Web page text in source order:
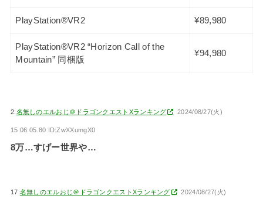
PlayStation®VR2 ¥89,980
PlayStation®VR2 “Horizon Call of the
Mountain” 同梱版
¥94,980
2:名無しのエルおじ＠ドラゴンクエストXランキング 2024/08/27(火)
15:06:05.80 ID:ZwXXumgX0
8万…すげー世界や…
17:名無しのエルおじ＠ドラゴンクエストXランキング 2024/08/27(火)